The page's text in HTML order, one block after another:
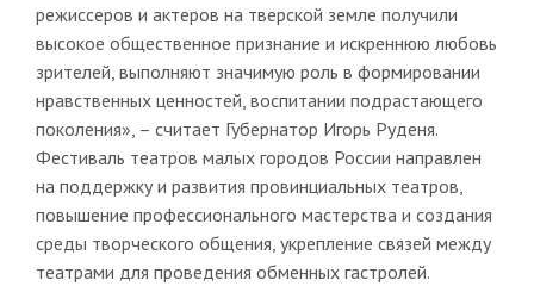
режиссеров и актеров на тверской земле получили
высокое общественное признание и искреннюю любовь
зрителей, выполняют значимую роль в формировании
нравственных ценностей, воспитании подрастающего
поколения», – считает Губернатор Игорь Руденя.
Фестиваль театров малых городов России направлен
на поддержку и развития провинциальных театров,
повышение профессионального мастерства и создания
среды творческого общения, укрепление связей между
театрами для проведения обменных гастролей.